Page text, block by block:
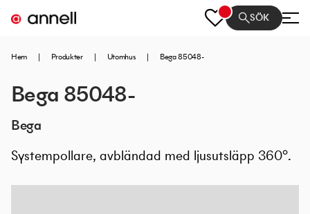
SÖK
Hem | Produkter | Utomhus | Bega 85048-
Bega 85048-
Bega
Systempollare, avbländad med ljusutsläpp 360°.